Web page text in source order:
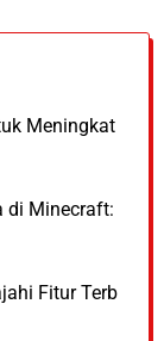
Meningkat
di Minecraft:
Fitur Terb